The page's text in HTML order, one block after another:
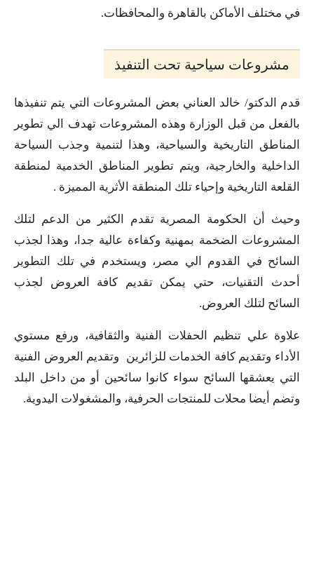
في مختلف الأماكن بالقاهرة والمحافظات.
مشروعات سياحية تحت التنفيذ
قدم الدكتو/ خالد العناني بعض المشروعات التي يتم تنفيذها
بالفعل من قبل الوزارة وهذه المشروعات تهدف الي تطوير
المناطق التاريخية والسياحية، وهذا لتنمية وجذب السياحة
الداخلية والخارجية، ويتم تطوير المناطق الخدمية لمنطقة
القلعة التاريخية وإحياء تلك المنطقة الأثرية المميزة .
وحيث أن الحكومة المصرية تقدم الكثير من الدعم لتلك
المشروعات الضخمة بمهنية وكفاءة عالية جدا، وهذا لجذب
السائح في القدوم الي مصر، ويستخدم في تلك التطوير
أحدث التقنيات، حتي يمكن تقديم كافة العروض لجذب
السائح لتلك العروض.
علاوة علي تنظيم الحفلات الفنية والثقافية، ورفع مستوي
الأداء وتقديم كافة الخدمات للزائرين وتقديم العروض الفنية
التي يعشقها السائح سواء كانوا سائحين أو من داخل البلد
وتضم أيضا محلات للمنتجات الحرفية، والمشغولات اليدوية.